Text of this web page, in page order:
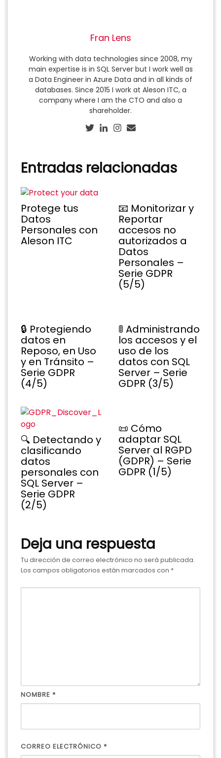
Fran Lens
Working with data technologies since 2008, my
main expertise is in SQL Server but I work well as
a Data Engineer in Azure Data and in all kinds of
databases. Since 2015 I work at Aleson ITC, a
company where I am the CTO and also a
shareholder.
Entradas relacionadas
Protege tus
Datos
Personales con
Aleson ITC
📧 Monitorizar y
Reportar
accesos no
autorizados a
Datos
Personales –
Serie GDPR
(5/5)
🔒 Protegiendo
datos en
Reposo, en Uso
y en Tránsito –
Serie GDPR
(4/5)
🚦 Administrando
los accesos y el
uso de los
datos con SQL
Server – Serie
GDPR (3/5)
🔍 Detectando y
clasificando
datos
personales con
SQL Server –
Serie GDPR
(2/5)
📜 Cómo
adaptar SQL
Server al RGPD
(GDPR) – Serie
GDPR (1/5)
Deja una respuesta
Tu dirección de correo electrónico no será publicada.
Los campos obligatorios están marcados con *
NOMBRE *
CORREO ELECTRÓNICO *